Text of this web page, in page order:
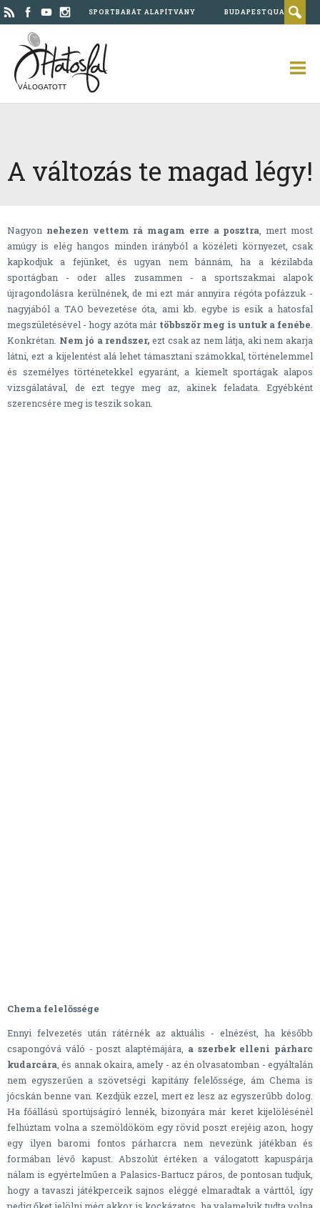
SPORTBARÁT ALAPÍTVÁNY BUDAPESTQUAD
VÁLOGATOTT
A változás te magad légy!
Nagyon nehezen vettem rá magam erre a posztra , mert most
amúgy is elég hangos minden irányból a közéleti környezet, csak
kapkodjuk a fejünket, és ugyan nem bánnám, ha a kézilabda
sportágban - oder alles zusammen - a sportszakmai alapok
újragondolásra kerülnének, de mi ezt már annyira régóta pofázzuk -
nagyjából a TAO bevezetése óta, ami kb. egybe is esik a hatosfal
megszületésével - hogy azóta már többször meg is untuk a fenébe
Konkrétan. Nem jó a rendszer, ezt csak az nem látja, aki nem akarja
látni, ezt a kijelentést alá lehet támasztani számokkal, történelemmel
és személyes történetekkel egyaránt, a kiemelt sportágak alapos
vizsgálatával, de ezt tegye meg az, akinek feladata. Egyébként
szerencsére meg is teszik sokan.
Chema felelőssége
Ennyi felvezetés után rátérnék az aktuális - elnézést, ha később
csapongóvá váló - poszt alaptémájára, a szerbek elleni párharc
kudarcára, és annak okaira, amely - az én olvasatomban - egyáltalán
nem egyszerűen a szövetségi kapitány felelőssége, ám Chema is
jócskán benne van. Kezdjük ezzel, mert ez lesz az egyszerűbb dolog.
Ha főállású sportújságíró lennék, bizonyára már keret kijelölésénél
felhúztam volna a szemöldököm egy rövid poszt erejéig azon, hogy
egy ilyen baromi fontos párharcra nem nevezünk játékban és
formában lévő kapust. Abszolút értéken a válogatott kapuspárja
nálam is egyértelműen a Palasics-Bartucz páros, de pontosan tudjuk,
hogy a tavaszi játékperceik sajnos eléggé elmaradtak a várttól, így